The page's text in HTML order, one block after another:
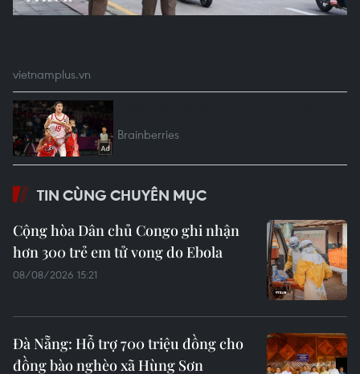
TIN CÙNG CHUYÊN MỤC
Cộng hòa Dân chủ Congo ghi nhận
hơn 300 trẻ em tử vong do Ebola
08/08/2026 15:21
Đà Nẵng: Hỗ trợ 700 triệu đồng cho
đồng bào nghèo xã Hùng Sơn